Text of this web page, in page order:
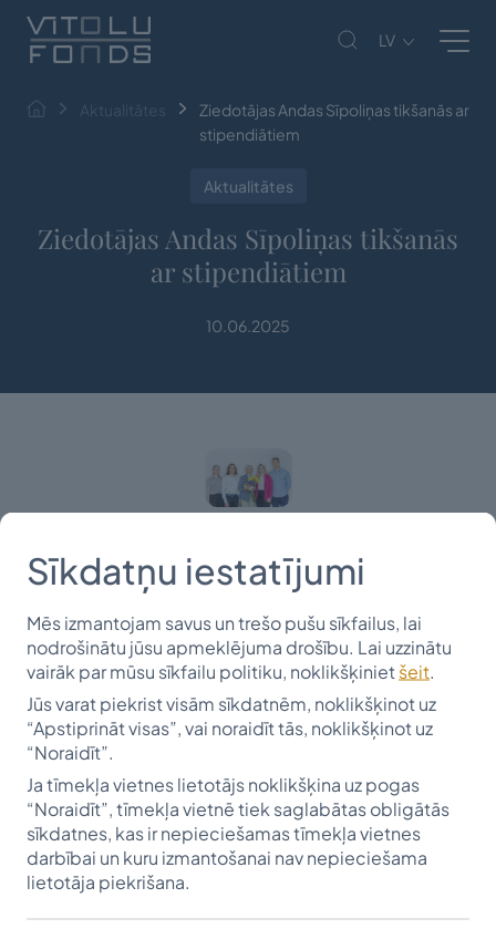
LV
Aktualitātes
Ziedotājas Andas Sīpoliņas tikšanās ar
stipendiātiem
Aktualitātes
Ziedotājas Andas Sīpoliņas tikšanās
ar stipendiātiem
10.06.2025
Melbārde
kreisās),
stipendiāts
Gustavs
Ziemelis,
ziedotāja
Anda
Līva Bērziņa
un Ralfs
Vēveris
9. jūnijā Vītolu fondā viesojās ziedotāja Anda Sīpoliņa
no Kanādas, kura kopā ar brāli Dāgu Sīpoliņu turpina
Sīkdatņu iestatījumi
Mēs izmantojam savus un trešo pušu sīkfailus, lai
nodrošinātu jūsu apmeklējuma drošību. Lai uzzinātu
vairāk par mūsu sīkfailu politiku, noklikšķiniet šeit.
Jūs varat piekrist visām sīkdatnēm, noklikšķinot uz
“Apstiprināt visas”, vai noraidīt tās, noklikšķinot uz
“Noraidīt”.
Ja tīmekļa vietnes lietotājs noklikšķina uz pogas
“Noraidīt”, tīmekļa vietnē tiek saglabātas obligātās
sīkdatnes, kas ir nepieciešamas tīmekļa vietnes
darbībai un kuru izmantošanai nav nepieciešama
lietotāja piekrišana.